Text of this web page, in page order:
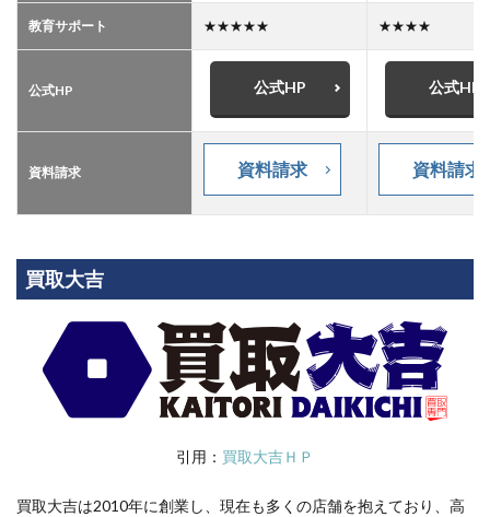
教育サポート ★★★★★ ★★★★
公式HP 公式HP 公式HP
資料請求 資料請求 資料請求
買取大吉
引用： 買取大吉ＨＰ
買取大吉は2010年に創業し、現在も多くの店舗を抱えており、高